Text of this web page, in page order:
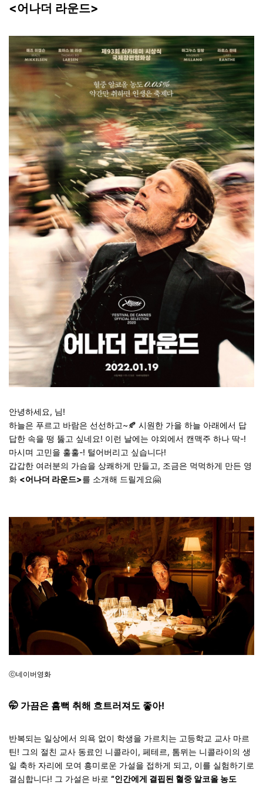
<어나더 라운드>
안녕하세요, 님!
하늘은 푸르고 바람은 선선하고~🍂 시원한 가을 하늘 아래에서 답
답한 속을 떵 뚫고 싶네요! 이런 날에는 야외에서 캔맥주 하나 딱-!
마시며 고민을 훌훌-! 털어버리고 싶습니다!
갑갑한 여러분의 가슴을 상쾌하게 만들고, 조금은 먹먹하게 만든 영
화 <어나더 라운드>를 소개해 드릴게요🤗
ⓒ네이버영화
🤭 가끔은 흠뻑 취해 흐트러져도 좋아!
반복되는 일상에서 의욕 없이 학생을 가르치는 고등학교 교사 마르
틴! 그의 절친 교사 동료인 니콜라이, 페테르, 톰뮈는 니콜라이의 생
일 축하 자리에 모여 흥미로운 가설을 접하게 되고, 이를 실험하기로
결심합니다! 그 가설은 바로 “인간에게 결핍된 혈중 알코올 농도